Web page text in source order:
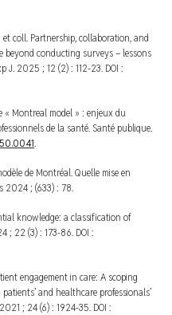
et coll. Partnership, collaboration, and
beyond conducting surveys – lessons
J. 2025 ; 12 (2) : 112-23. DOI :
« Montreal model » : enjeux du
de la santé. Santé publique.
.
de Montréal. Quelle mise en
2024 ; (633) : 78.
knowledge: a classification of
; 22 (3) : 173-86. DOI :
engagement in care: A scoping
and healthcare professionals’
2021 ; 24 (6) : 1924-35. DOI :